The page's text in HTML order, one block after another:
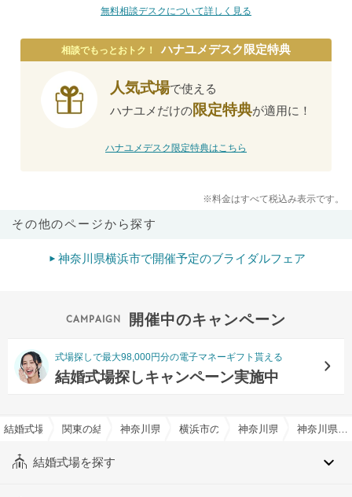
無料相談デスクについて詳しく見る
相談でもっとおトク！ ハナユメデスク限定特典
人気式場で使える
ハナユメだけの限定特典が適用に！
ハナユメデスク限定特典はこちら
※料金はすべて税込み表示です。
その他のページから探す
神奈川県横浜市で開催予定のブライダルフェア
開催中のキャンペーン
式場探しで最大98,000円分の電子マネーギフト貰える
結婚式場探しキャンペーン実施中
結婚式場を探すならハナユメ
関東の結婚式場神奈川県の結婚式場横浜市の結婚式場神奈川県横浜市港北区神奈川県横浜市港北区の教会式(キリスト教式)でおすすめの結婚式場・挙式会場一覧
結婚式場を探す